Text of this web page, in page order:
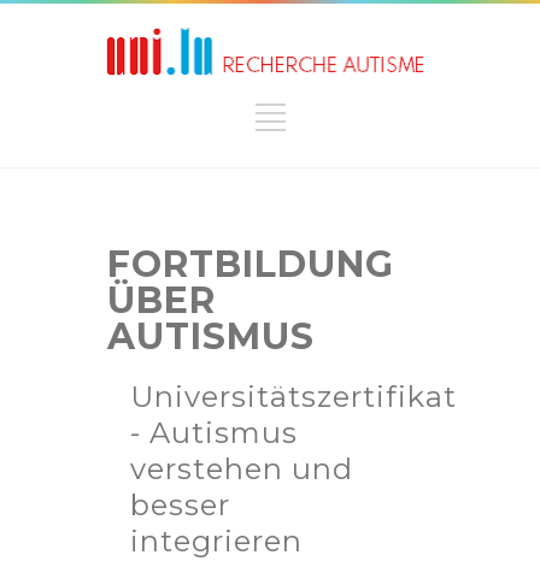
FORTBILDUNG
ÜBER
AUTISMUS
Universitätszertifikat
- Autismus
verstehen und
besser
integrieren